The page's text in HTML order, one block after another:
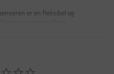
er en fleksibel og